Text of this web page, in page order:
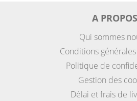
A PROPOS
Qui sommes
Conditions
Politique de
Gestion des
Délai et frais de